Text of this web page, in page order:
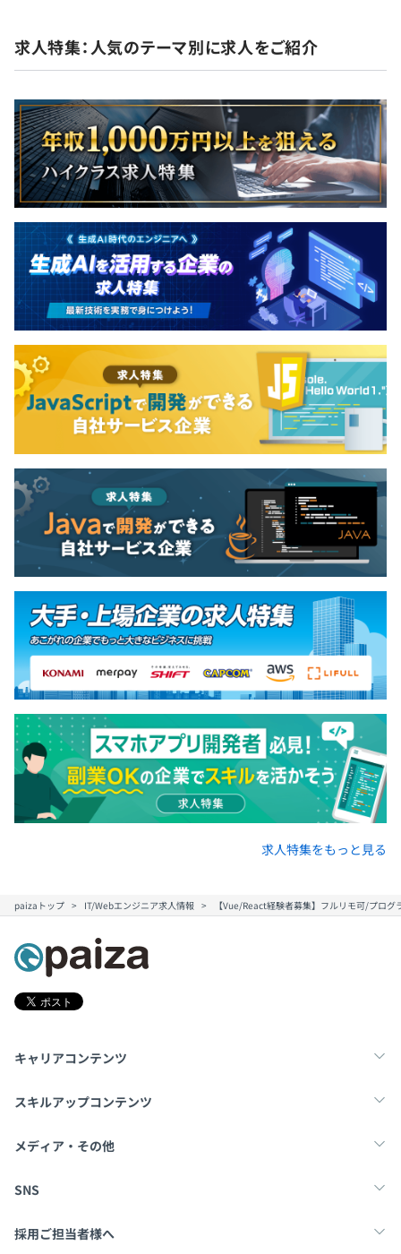
組み姿勢や成長プロセスを評価
- 「100点を目指す」のではなく、「70点程度の挑戦」を
推奨し、チャレンジを後押し
- スキルシートで技術習熟度を段階的に可視化し、「次に
伸ばす力」が明確にわかる
- 成果だけでなく、課題への向き合い方や改善姿勢も評価
対象
- 評価は「自分を知り、前進するための道しるべ」として
活用
「評価が怖い」ではなく、「成長のヒントをもらえる機
会」として前向きに向き合える設計です。
社長含め、社員5名全員がエンジニアです。
◆技術責任者兼マネージャー、33歳、男性
卒業後、IT機器総合商社に入社し、SEとしてCRM・SFAの
企画、設計、開発、保守運用まで全工程を担当。後半は営
業企画部門に異動し、SFA・CRMを活用した営業活動の推
進やワークスタイル変革のプロジェクトにも従事した。
CRM開発の経験を活かし、BtoB領域での自社サービス開
発に挑戦すべく、デジタルマーケティング会社に転職。新
規事業として立ち上がったオープンDMPの設計・開発を
コアメンバーとして担当し、8,000以上のサイトに導入さ
れる国内最大級のサービスへと成長させる過程に携わっ
開発にも挑戦したいと考え、Webメディアを運営するベン
チャー企業に転職。プライベートDMPのR&Dプロジェク
トを自ら提案・立ち上げ、PM/POとして企画立案からス
テークホルダー調整、メンバーマネジメント、技術リード
まで幅広く担当。年間1,200万人が訪問する自社メディア
の分析・改善プラットフォームを構築し、ハイブリッド型
習）の設計も手がけた。
「開発」にとどまらずITに関わるあらゆる領域に挑戦した
として参画。技術責任者兼マネージャーとして、自社サー
ビス開発および複数の受託開発案件に携わりながら、メン
バーのマネジメントや技術的な意思決定をリードしてい
る。
求人特集：人気のテーマ別に求人をご紹介
求人特集をもっと見る
paizaトップ IT/Webエンジニア求人情報 【Vue/React経験者募集】フルリモ可/プロ
キャリアコンテンツ
転職・キャリア
スキルアップコンテンツ
学習
メディア・その他
Tech Team Journal
SNS
X
採用ご担当者様へ